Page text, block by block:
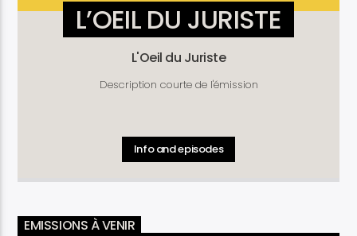
L’OEIL DU JURISTE
L'Oeil du Juriste
Description courte de l'émission
Info and episodes
EMISSIONS À VENIR